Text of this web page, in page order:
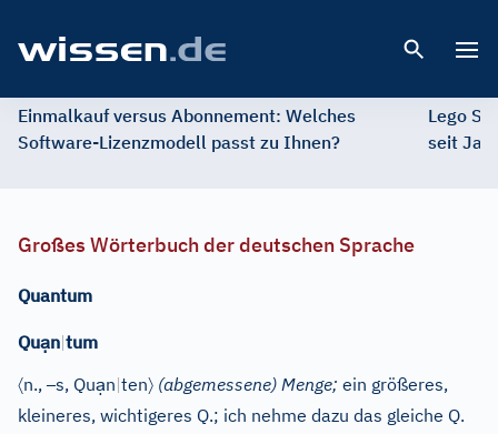
Einmalkauf versus Abonnement: Welches
Software-Lizenzmodell passt zu Ihnen?
Lego
seit
Großes Wörterbuch der deutschen Sprache
Quantum
Quạn|tum
〈n.,–s, Quạn|ten〉 (abgemessene) Menge; ein größeres,
kleineres, wichtigeres Q.; ich nehme dazu das gleiche Q.